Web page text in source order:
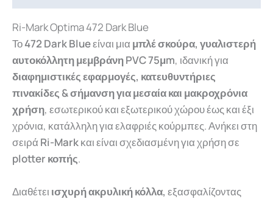
Ri-Mark Optima 472 Dark Blue
Το472 Dark Blueείναι μια μπλέ σκούρα, γυαλιστερή
αυτοκόλλητη μεμβράνη PVC 75μm, ιδανικήγια
διαφημιστικές εφαρμογές, κατευθυντήριες
πινακίδες & σήμανση για μεσαία και μακροχρόνια
χρήση, εσωτερικού και εξωτερικού χώρου έως καιέξι
χρόνια, κατάλληλη για ελαφριές κούρμπες.Ανήκει στη
σειρά Ri-Markκαι είναι σχεδιασμένη για χρήση σε
plotter κοπής.
Διαθέτει ισχυρή ακρυλική κόλλα, εξασφαλίζοντας